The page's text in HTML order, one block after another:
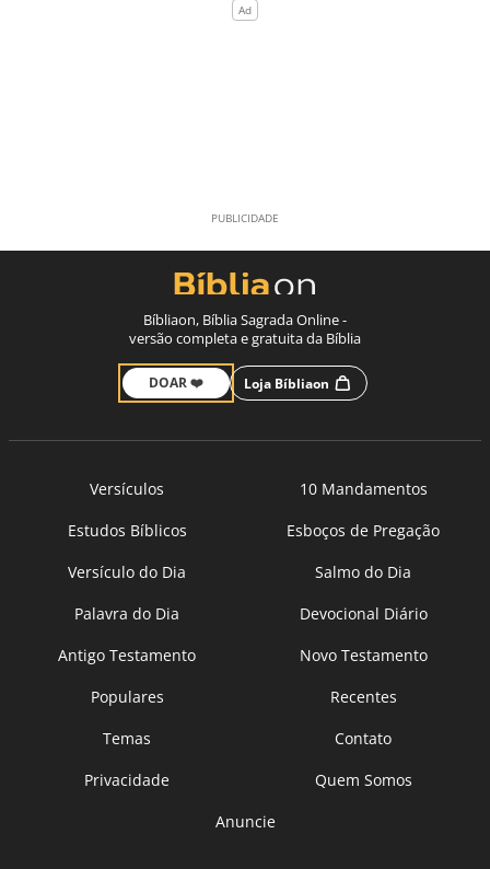
Bíbliaon, Bíblia Sagrada Online -
versão completa e gratuita da Bíblia
DOAR ❤️ Loja Bíbliaon
Versículos
10 Mandamentos
Estudos Bíblicos
Esboços de Pregação
Versículo do Dia
Salmo do Dia
Palavra do Dia
Devocional Diário
Antigo Testamento
Novo Testamento
Populares
Recentes
Temas
Contato
Privacidade
Quem Somos
Anuncie